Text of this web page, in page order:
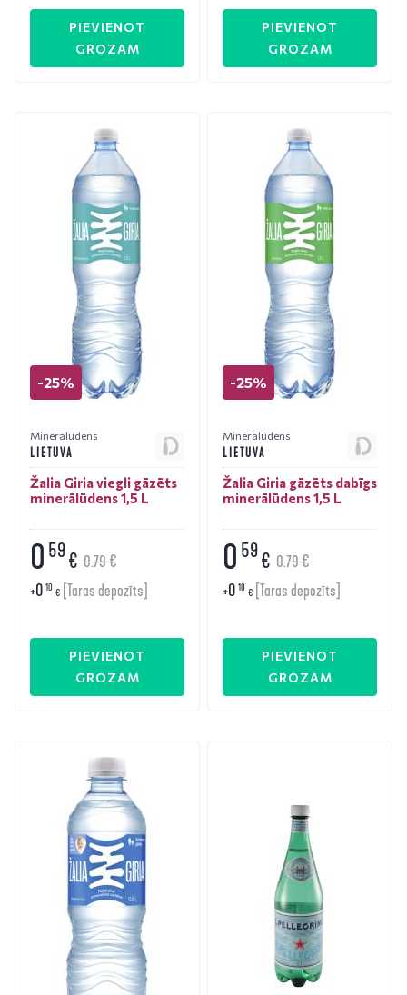
PIEVIENOT
GROZAM
PIEVIENOT
GROZAM
-25%
Minerālūdens
LIETUVA
Žalia Giria viegli gāzēts
minerālūdens 1,5 L
0 59€ 0.79 €
+0 10 € [Taras depozīts]
PIEVIENOT
GROZAM
-25%
Minerālūdens
LIETUVA
Žalia Giria gāzēts dabīgs
minerālūdens 1,5 L
0 59€ 0.79 €
+0 10 € [Taras depozīts]
PIEVIENOT
GROZAM